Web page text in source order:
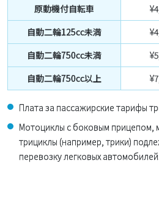
原動機付自転車
自動二輪125cc未満
自動二輪750cc未満
自動二輪750cc以上
Плата за пассажирские тарифы
Мотоциклы с боковым прицепом,
трициклы (например, трики)
перевозку легковых автомобилей.